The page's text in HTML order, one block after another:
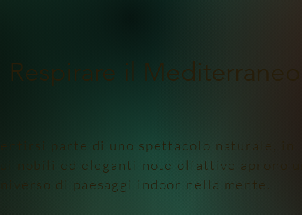
Respirare il Mediterraneo
Sentirsi parte di uno spettacolo naturale, in
cui nobili ed eleganti note olfattive aprono un
universo di paesaggi indoor nella mente.